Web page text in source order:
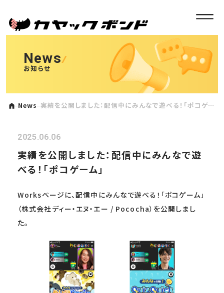
News
お知らせ
News 実績を公開しました：配信中にみんなで遊べる！「ポコゲー
2025.06.06
実績を公開しました：配信中にみんなで遊
べる！「ポコゲーム」
Worksページに、配信中にみんなで遊べる！「ポコゲーム」
（株式会社ディー・エヌ・エー / Pococha）を公開しまし
た。